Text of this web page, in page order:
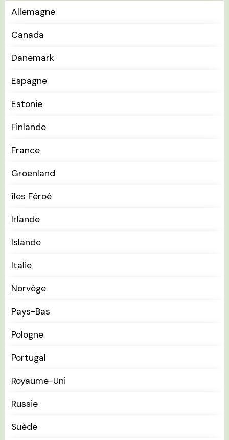
Allemagne
Canada
Danemark
Espagne
Estonie
Finlande
France
Groenland
îles Féroé
Irlande
Islande
Italie
Norvège
Pays-Bas
Pologne
Portugal
Royaume-Uni
Russie
Suède